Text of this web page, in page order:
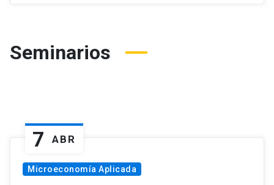
Seminarios
7 ABR
Microeconomía Aplicada